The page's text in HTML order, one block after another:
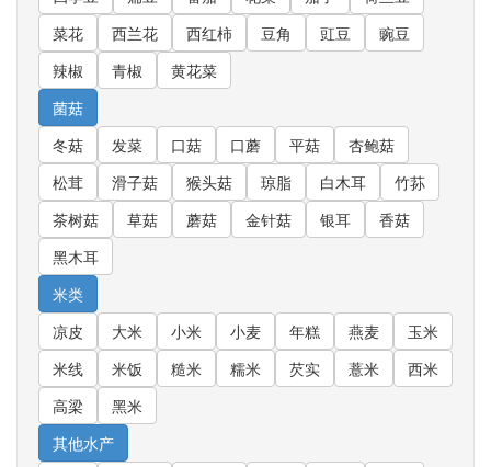
菜花
西兰花 西红柿 豆角 豇豆
豌豆
辣椒
青椒
黄花菜
菌菇
冬菇
发菜 口菇 口蘑 平菇
杏鲍菇
松茸
滑子菇 猴头菇 琼脂 白木耳
竹荪
茶树菇
草菇 蘑菇 金针菇 银耳
香菇
黑木耳
米类
凉皮
大米 小米 小麦 年糕 燕麦
玉米
米线
米饭 糙米 糯米 芡实 薏米
西米
高梁
黑米
其他水产